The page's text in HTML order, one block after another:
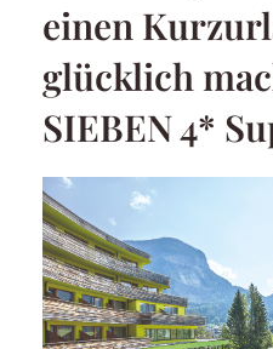
einen
glücklich
SIEBEN 4*